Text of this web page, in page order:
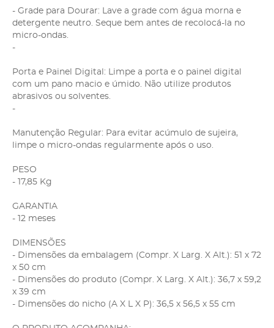
- Grade para Dourar: Lave a grade com água morna e
detergente neutro. Seque bem antes de recolocá-la no
micro-ondas.
-
Porta e Painel Digital: Limpe a porta e o painel digital
com um pano macio e úmido. Não utilize produtos
abrasivos ou solventes.
-
Manutenção Regular: Para evitar acúmulo de sujeira,
limpe o micro-ondas regularmente após o uso.
PESO
- 17,85 Kg
GARANTIA
- 12 meses
DIMENSÕES
- Dimensões da embalagem (Compr. X Larg. X Alt.): 51 x 72
x 50 cm
- Dimensões do produto (Compr. X Larg. X Alt.): 36,7 x 59,2
x 39 cm
- Dimensões do nicho (A X L X P): 36,5 x 56,5 x 55 cm